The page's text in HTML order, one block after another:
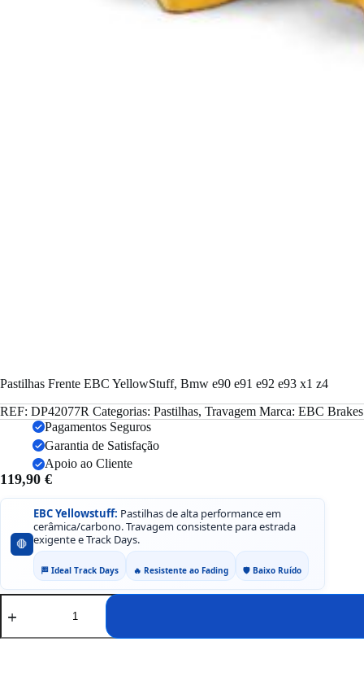
Pastilhas Frente EBC YellowStuff, Bmw e90 e91 e92 e93 x1 z4
REF: DP42077R Categorias: Pastilhas, Travagem Marca: EBC Brakes
Pagamentos Seguros
Garantia de Satisfação
Apoio ao Cliente
119,90 €
🛑
EBC Yellowstuff: Pastilhas de alta performance em
cerâmica/carbono. Travagem consistente para estrada
exigente e Track Days.
🏁 Ideal Track Days 🔥 Resistente ao Fading 🛡️ Baixo Ruído
Quantidade
de
Frente